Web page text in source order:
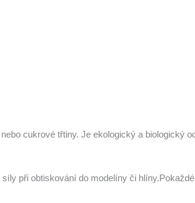
cukrové třtiny. Je ekologický a biologický
při obtiskování do modelíny či